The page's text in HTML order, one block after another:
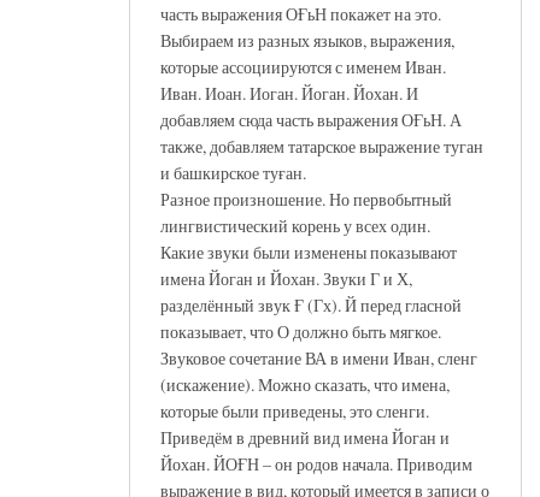
часть выражения ОҒьН покажет на это.
Выбираем из разных языков, выражения,
которые ассоциируются с именем Иван.
Иван. Иоан. Иоган. Йоган. Йохан. И
добавляем сюда часть выражения ОҒьН. А
также, добавляем татарское выражение туган
и башкирское туған.
Разное произношение. Но первобытный
лингвистический корень у всех один.
Какие звуки были изменены показывают
имена Йоган и Йохан. Звуки Г и Х,
разделённый звук Ғ (Гх). Й перед гласной
показывает, что О должно быть мягкое.
Звуковое сочетание ВА в имени Иван, сленг
(искажение). Можно сказать, что имена,
которые были приведены, это сленги.
Приведём в древний вид имена Йоган и
Йохан. ЙОҒН – он родов начала. Приводим
выражение в вид, который имеется в записи о